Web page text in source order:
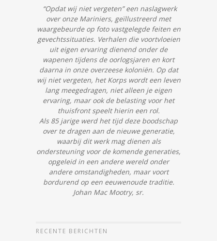
“Opdat wij niet vergeten” een naslagwerk
over onze Mariniers, geïllustreerd met
waargebeurde op foto vastgelegde feiten en
gevechtssituaties. Verhalen die voortvloeien
uit eigen ervaring dienend onder de
wapenen tijdens de oorlogsjaren en kort
daarna in onze overzeese koloniën. Op dat
wij niet vergeten, het Korps wordt een leven
lang meegedragen, niet alleen je eigen
ervaring, maar ook de belasting voor het
thuisfront speelt hierin een rol.
Als 85 jarige werd het tijd deze boodschap
over te dragen aan de nieuwe generatie,
waarbij dit werk mag dienen als
ondersteuning voor de komende generaties,
opgeleid in een andere wereld onder
andere omstandigheden, maar voort
bordurend op een eeuwenoude traditie.
Johan Mac Mootry, sr.
RECENTE BERICHTEN